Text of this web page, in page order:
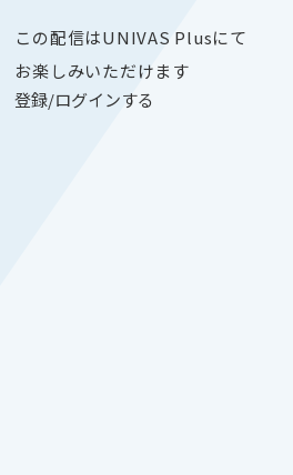
この配信はUNIVAS Plusにて
お楽しみいただけます
登録/ログインする